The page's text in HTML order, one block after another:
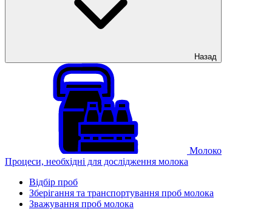
Назад
Молоко
Процеси, необхідні для дослідження молока
Відбір проб
Зберігання та транспортування проб молока
Зважування проб молока